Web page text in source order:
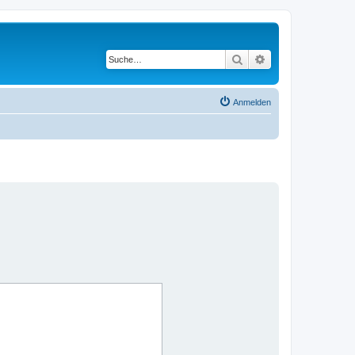
Suche
Anmelden